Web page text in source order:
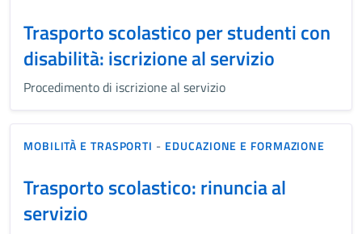
Trasporto scolastico per studenti con
disabilità: iscrizione al servizio
Procedimento di iscrizione al servizio
MOBILITÀ E TRASPORTI - EDUCAZIONE E FORMAZIONE
Trasporto scolastico: rinuncia al
servizio